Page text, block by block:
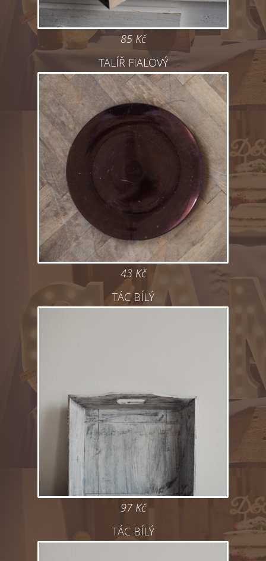
85 Kč
TALÍŘ FIALOVÝ
43 Kč
TÁC BÍLÝ
97 Kč
TÁC BÍLÝ